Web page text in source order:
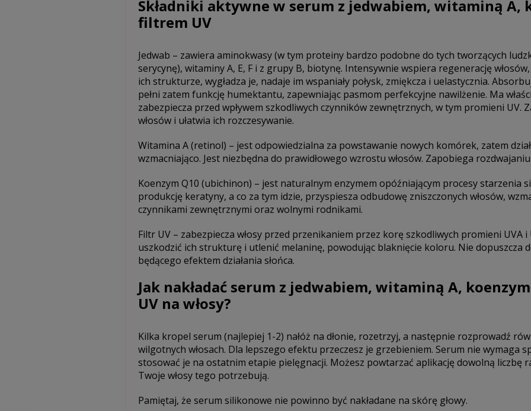
Składniki aktywne w serum z jedwabiem, witaminą A,
filtrem UV
Jedwab – zawiera aminokwasy (w tym proteiny bardzo podobne do tych tworzących
serycynę), witaminy A, E, F i z grupy B, biotynę. Intensywnie wspiera regenerację
ich strukturze, wygładza je, nadaje im wspaniały połysk, zmiękcza i uelastycznia.
pełni zatem funkcję humektantu, zapewniając pasmom perfekcyjne nawilżenie. Ma
zabezpiecza przed wpływem szkodliwych czynników zewnętrznych, w tym promieni UV.
włosów i ułatwia ich rozczesywanie.
Witamina A (retinol) – jest odpowiedzialna za powstawanie nowych komórek, zatem
wzmacniająco. Jest niezbędna do prawidłowego wzrostu włosów. Zapobiega
Koenzym Q10 (ubichinon) – jest naturalnym enzymem opóźniającym procesy starzenia
produkcję keratyny, a co za tym idzie, przyspiesza odbudowę zniszczonych włosów,
czynnikami zewnętrznymi oraz wolnymi rodnikami.
Filtr UV – zabezpiecza włosy przed przenikaniem przez korę szkodliwych promieni UVA
uszkodzić ich strukturę i utlenić melaninę, powodując blaknięcie koloru. Nie dopuszcza
będącego efektem działania słońca.
Jak nakładać serum z jedwabiem, witaminą A,
UV na włosy?
Kilka kropel serum (najlepiej 1-2) nałóż na dłonie, rozetrzyj, a następnie rozprowadź
wilgotnych włosach. Dla lepszego efektu przeczesz je grzebieniem. Serum nie wymaga
stosować je na ostatnim etapie pielęgnacji. Możesz powtarzać aplikację dowolną liczbę
Twoje włosy tego potrzebują.
Pamiętaj, że serum silikonowe nie powinno być nakładane na skórę głowy.